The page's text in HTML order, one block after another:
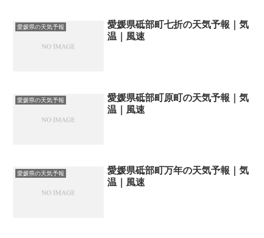
愛媛県の天気予報
愛媛県砥部町七折の天気予報｜気
温｜風速
愛媛県の天気予報
愛媛県砥部町原町の天気予報｜気
温｜風速
愛媛県の天気予報
愛媛県砥部町万年の天気予報｜気
温｜風速